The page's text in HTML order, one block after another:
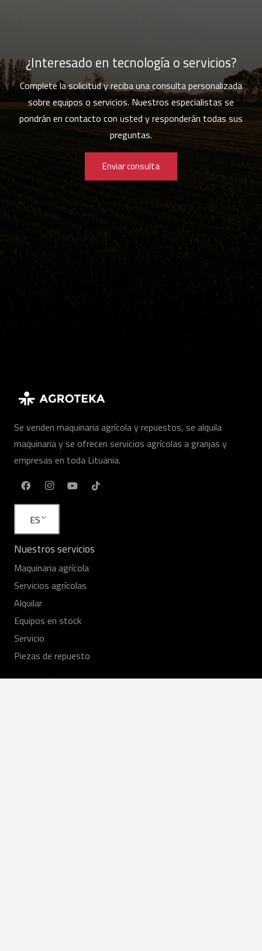
¿Interesado en tecnología o servicios?
Complete la solicitud y reciba una consulta personalizada
sobre equipos o servicios. Nuestros especialistas se
pondrán en contacto con usted y responderán todas sus
preguntas.
Enviar consulta
Se venden maquinaria agrícola y repuestos, se alquila
maquinaria y se ofrecen servicios agrícolas a granjas y
empresas en toda Lituania.
ES
Nuestros servicios
Maquinaria agrícola
Servicios agrícolas
Alquilar
Equipos en stock
Servicio
Piezas de repuesto
Enlaces útiles